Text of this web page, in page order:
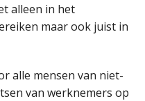
alleen in het
maar ook juist in
alle mensen van niet-
van werknemers op